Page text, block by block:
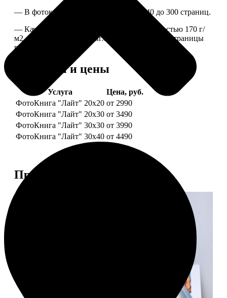
— В фотокниге можно разместить от 40 до 300 страниц.
— Качественная мелованная бумага плотностью 170 г/
м2, то есть страницы выглядят, как плотные страницы
глянцевого журнала.
Форматы и цены
Услуга
Цена, руб.
ФотоКнига "Лайт" 20x20 от 2990
ФотоКнига "Лайт" 20x30 от 3490
ФотоКнига "Лайт" 30x30 от 3990
ФотоКнига "Лайт" 30x40 от 4490
Примеры работ